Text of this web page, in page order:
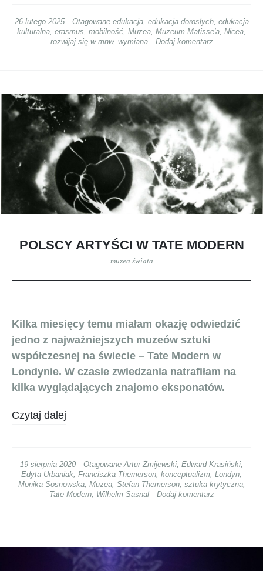
26 lutego 2025 Otagowane edukacja, edukacja dorosłych, edukacja
kulturalna erasmus mobilność Muzea Muzeum Matisse'a Nicea
rozwijaj się w mnw, wymiana Dodaj komentarz
POLSCY ARTYŚCI W TATE MODERN
muzea świata
Kilka miesięcy temu miałam okazję odwiedzić
jedno z najważniejszych muzeów sztuki
współczesnej na świecie – Tate Modern w
Londynie. W czasie zwiedzania natrafiłam na
kilka wyglądających znajomo eksponatów.
Czytaj dalej
19 sierpnia 2020 Otagowane Artur Żmijewski Edward Krasiński
Edyta Urbaniak Franciszka Themerson konceptualizm Londyn
Monika Sosnowska, Muzea, Stefan Themerson, sztuka krytyczna,
Tate Modern, Wilhelm Sasnal Dodaj komentarz